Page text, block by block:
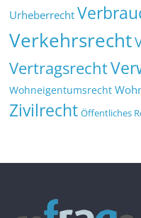
Urheberrecht
Verkehrsrecht
Vertragsrecht
Wohneigentumsrecht
Zivilrecht Öffentliches